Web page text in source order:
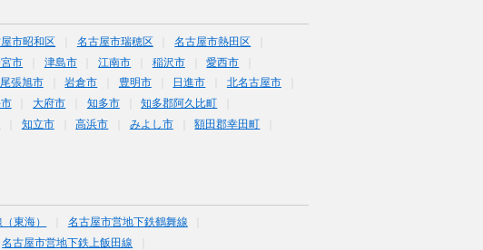
市昭和区 名古屋市瑞穂区
名古屋市熱田区
市 津島市 江南市 稲沢市
愛西市
尾張旭市 岩倉市 豊明市 日進市
北名古屋市
大府市 知多市
知多郡阿久比町
知立市 高浜市 みよし市
額田郡幸田町
東海）
名古屋市営地下鉄鶴舞線
名古屋市営地下鉄上飯田線